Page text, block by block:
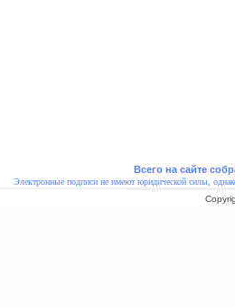
Всего на сайте
Электронные подписи не имеют юридической силы,